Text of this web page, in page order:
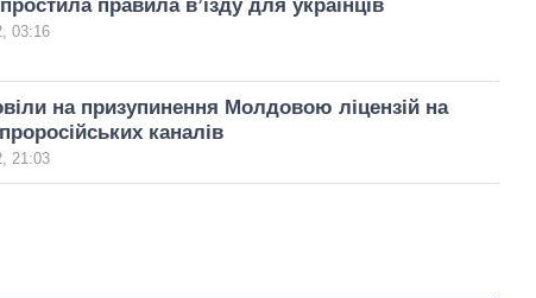
правила в’їзду для українців
03:16
на призупинення Молдовою ліцензій на
каналів
21:03